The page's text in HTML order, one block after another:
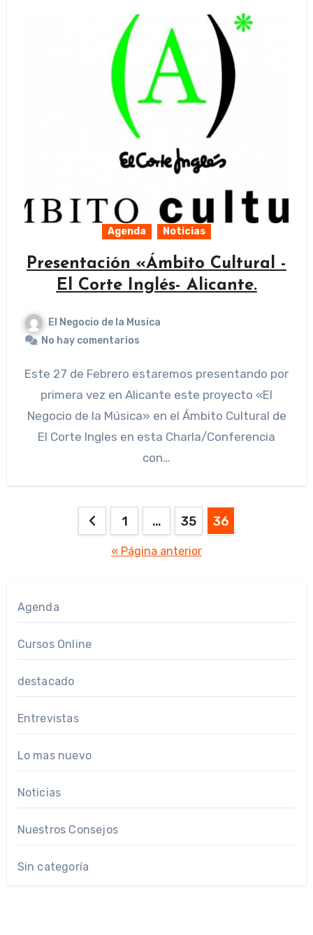
Agenda Noticias
Presentación «Ámbito Cultural -
El Corte Inglés- Alicante.
El Negocio de la Musica
No hay comentarios
Este 27 de Febrero estaremos presentando por
primera vez en Alicante este proyecto «El
Negocio de la Música» en el Ámbito Cultural de
El Corte Ingles en esta Charla/Conferencia
con…
Paginación1 … 35 36
« Página anterior
Agenda
Cursos Online
destacado
Entrevistas
Lo mas nuevo
Noticias
Nuestros Consejos
Sin categoría